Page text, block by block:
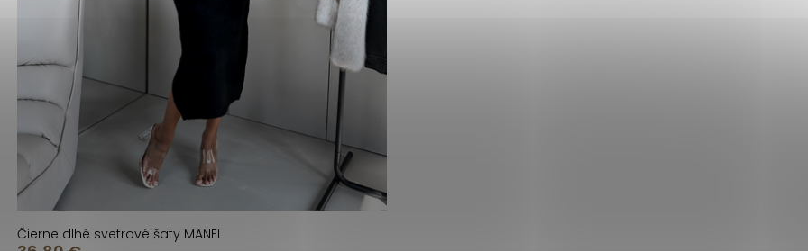
Čierne dlhé svetrové šaty MANEL